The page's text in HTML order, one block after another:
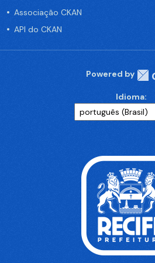
Associação CKAN
API do CKAN
Powered by
Idioma